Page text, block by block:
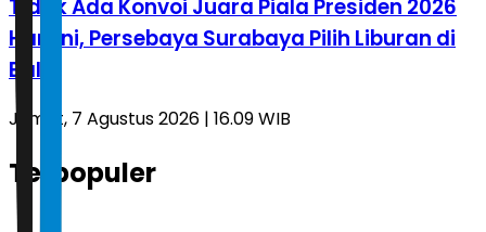
Tidak Ada Konvoi Juara Piala Presiden 2026
Hari Ini, Persebaya Surabaya Pilih Liburan di
Bali
Jumat, 7 Agustus 2026 | 16.09 WIB
Terpopuler